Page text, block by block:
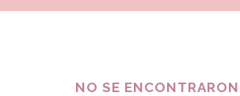
NO SE ENCONTRARON